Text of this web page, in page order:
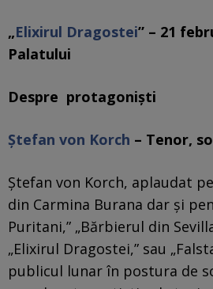
„Elixirul Dragostei” – 21
Palatului
Despre protagonişti
Ştefan von Korch – Tenor,
Ştefan von Korch, aplaudat
din Carmina Burana dar şi
Puritani,” „Bărbierul din
„Elixirul Dragostei,” sau
publicul lunar în postura de